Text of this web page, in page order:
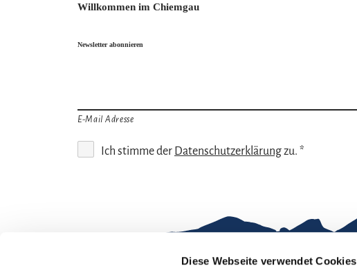
Diese Webseite verwendet Cookies
Willkommen im Chiemgau
Newsletter abonnieren
E-Mail Adresse
Ich stimme der Datenschutzerklärungzu. *